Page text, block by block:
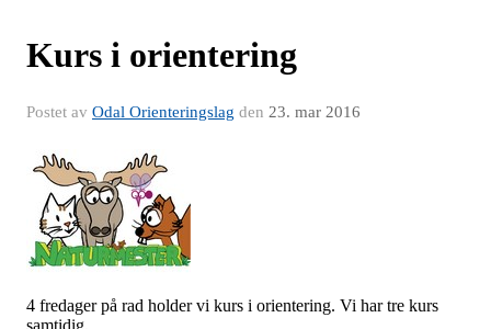
Kurs i orientering
Postet av Odal Orienteringslag den 23. mar 2016
4 fredager på rad holder vi kurs i orientering. Vi har tre kurs
samtidig.